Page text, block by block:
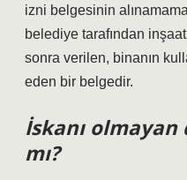
izni belgesinin
belediye tarafından
sonra verilen, binanın
eden bir belgedir.
İskanı
mı?